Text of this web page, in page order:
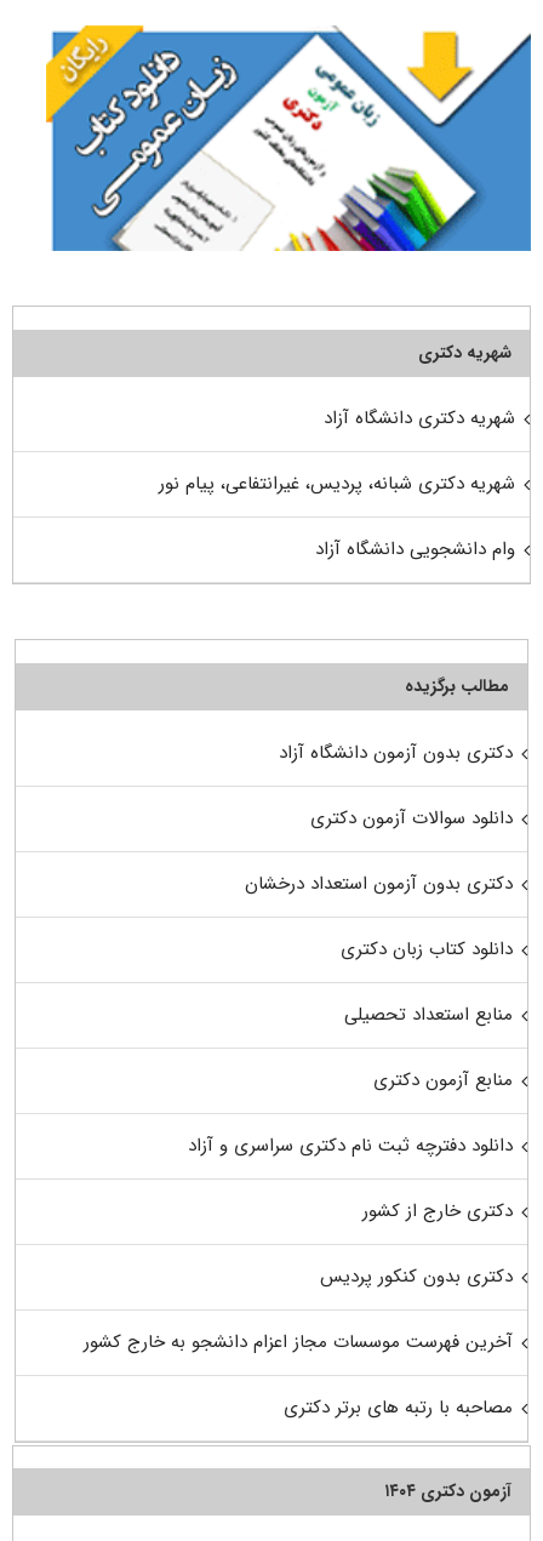
شهریه دکتری
شهریه دکتری دانشگاه آزاد
شهریه دکتری شبانه، پردیس، غیرانتفاعی، پیام نور
وام دانشجویی دانشگاه آزاد
مطالب برگزیده
دکتری بدون آزمون دانشگاه آزاد
دانلود سوالات آزمون دکتری
دکتری بدون آزمون استعداد درخشان
دانلود کتاب زبان دکتری
منابع استعداد تحصیلی
منابع آزمون دکتری
دانلود دفترچه ثبت نام دکتری سراسری و آزاد
دکتری خارج از کشور
دکتری بدون کنکور پردیس
آخرین فهرست موسسات مجاز اعزام دانشجو به خارج کشور
مصاحبه با رتبه های برتر دکتری
آزمون دکتری ۱۴۰۴